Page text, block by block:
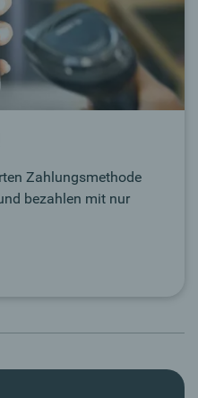
Zahlungsmethode
bezahlen mit nur